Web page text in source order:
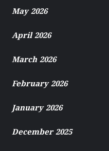
May 2026
April 2026
March 2026
February 2026
January 2026
December 2025